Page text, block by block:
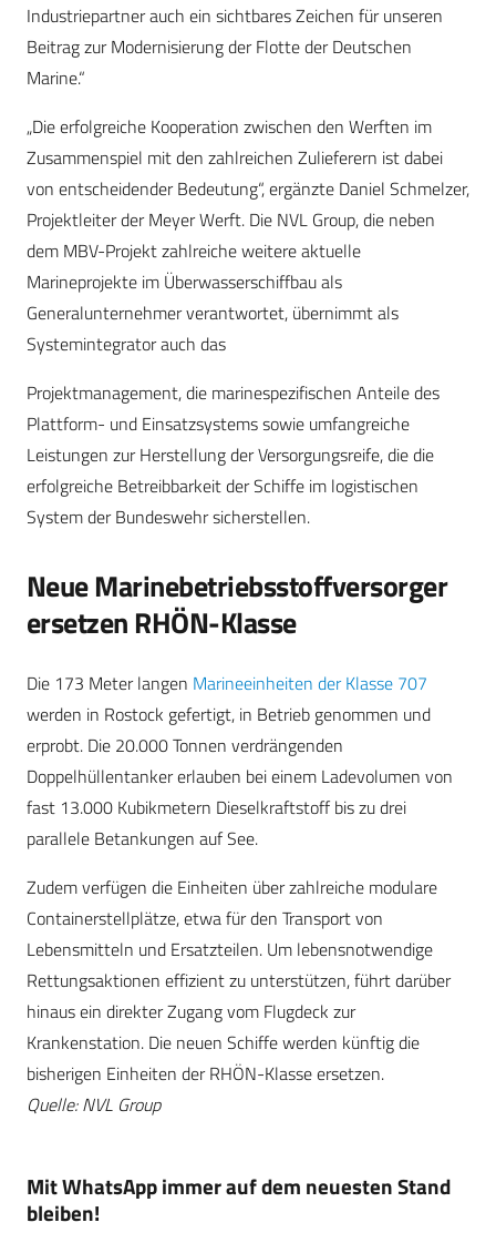
Industriepartner auch ein sichtbares Zeichen für unseren
Beitrag zur Modernisierung der Flotte der Deutschen
Marine.“
„Die erfolgreiche Kooperation zwischen den Werften im
Zusammenspiel mit den zahlreichen Zulieferern ist dabei
von entscheidender Bedeutung“, ergänzte Daniel Schmelzer,
Projektleiter der Meyer Werft. Die NVL Group, die neben
dem MBV-Projekt zahlreiche weitere aktuelle
Marineprojekte im Überwasserschiffbau als
Generalunternehmer verantwortet, übernimmt als
Systemintegrator auch das
Projektmanagement, die marinespezifischen Anteile des
Plattform- und Einsatzsystems sowie umfangreiche
Leistungen zur Herstellung der Versorgungsreife, die die
erfolgreiche Betreibbarkeit der Schiffe im logistischen
System der Bundeswehr sicherstellen.
Neue Marinebetriebsstoffversorger
ersetzen RHÖN-Klasse
Die 173 Meter langen Marineeinheiten der Klasse 707
werden in Rostock gefertigt, in Betrieb genommen und
erprobt. Die 20.000 Tonnen verdrängenden
Doppelhüllentanker erlauben bei einem Ladevolumen von
fast 13.000 Kubikmetern Dieselkraftstoff bis zu drei
parallele Betankungen auf See.
Zudem verfügen die Einheiten über zahlreiche modulare
Containerstellplätze, etwa für den Transport von
Lebensmitteln und Ersatzteilen. Um lebensnotwendige
Rettungsaktionen effizient zu unterstützen, führt darüber
hinaus ein direkter Zugang vom Flugdeck zur
Krankenstation. Die neuen Schiffe werden künftig die
bisherigen Einheiten der RHÖN-Klasse ersetzen.
Quelle: NVL Group
Mit WhatsApp immer auf dem neuesten Stand
bleiben!